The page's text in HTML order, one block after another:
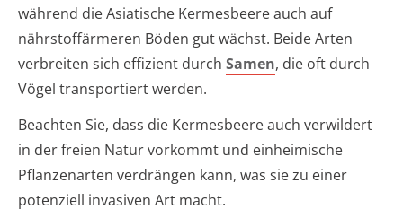
während die Asiatische Kermesbeere auch auf
nährstoffärmeren Böden gut wächst. Beide Arten
verbreiten sich effizient durch Samen, die oft durch
Vögel transportiert werden.
Beachten Sie, dass die Kermesbeere auch verwildert
in der freien Natur vorkommt und einheimische
Pflanzenarten verdrängen kann, was sie zu einer
potenziell invasiven Art macht.